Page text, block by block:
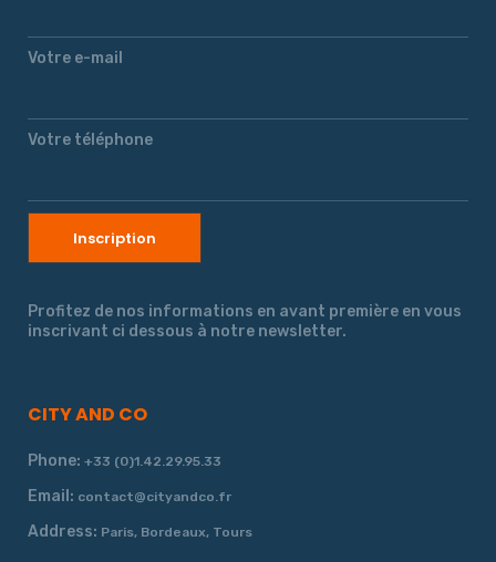
Votre e-mail
Votre téléphone
Profitez de nos informations en avant première en vous
inscrivant ci dessous à notre newsletter.
CITY AND CO
Phone: +33 (0)1.42.29.95.33
Email: contact@cityandco.fr
Address: Paris, Bordeaux, Tours